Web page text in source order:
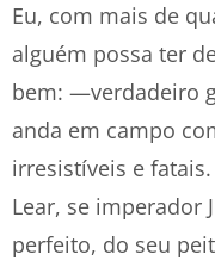
Eu, com mais de
alguém possa ter
bem: —verdadeiro
anda em campo
irresistíveis e
Lear, se imperador
perfeito, do seu